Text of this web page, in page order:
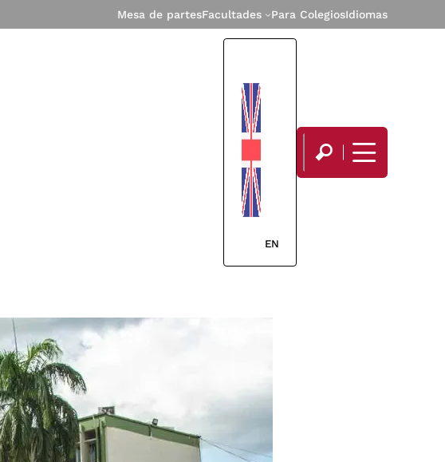
Mesa de partesFacultades Para ColegiosIdiomas
EN